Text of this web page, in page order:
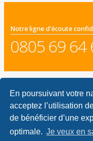
En poursuivant votre
acceptez l’utilisation
de bénéficier d’une
optimale. Je veux en
Notre ligne d'écoute
0805 69 64
Accueil du forum
Nous
Développé parphpBB